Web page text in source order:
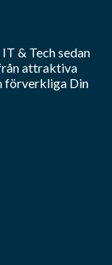
IT & Techsedan
attraktiva
förverkliga Din